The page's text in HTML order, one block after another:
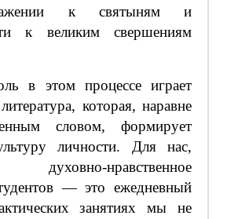
к святыням и
к великим свершениям
в этом процессе играет
которая, наравне
словом, формирует
личности. Для нас,
духовно-нравственное
— это ежедневный
занятиях мы не